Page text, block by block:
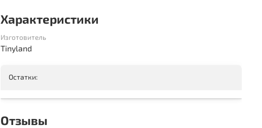
Характеристики
Изготовитель
Tinyland
Остатки:
Отзывы